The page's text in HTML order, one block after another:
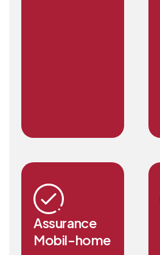
Assurance
Mobil-home